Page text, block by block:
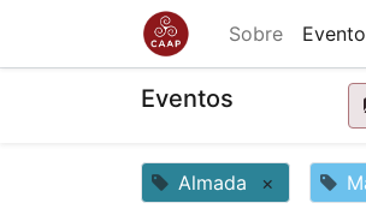
Sobre
Eventos
Almada ×